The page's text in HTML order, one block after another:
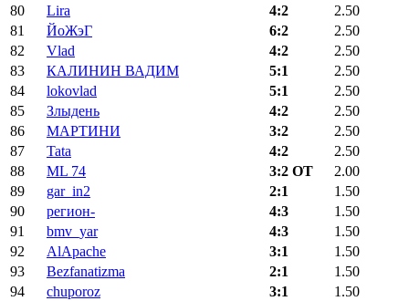
80
Lira 4:2
2.50
81
ЙоЖэГ 6:2
2.50
82
Vlad 4:2
2.50
83
КАЛИНИН ВАДИМ 5:1
2.50
84
lokovlad 5:1
2.50
85
Злыдень 4:2
2.50
86
МАРТИНИ 3:2
2.50
87
Tata 4:2
2.50
88
ML 74 3:2 ОТ
2.00
89
gar_in2 2:1
1.50
90
регион- 4:3
1.50
91
bmv_yar 4:3
1.50
92
AlApache 3:1
1.50
93
Bezfanatizma 2:1
1.50
94
chuporoz 3:1
1.50